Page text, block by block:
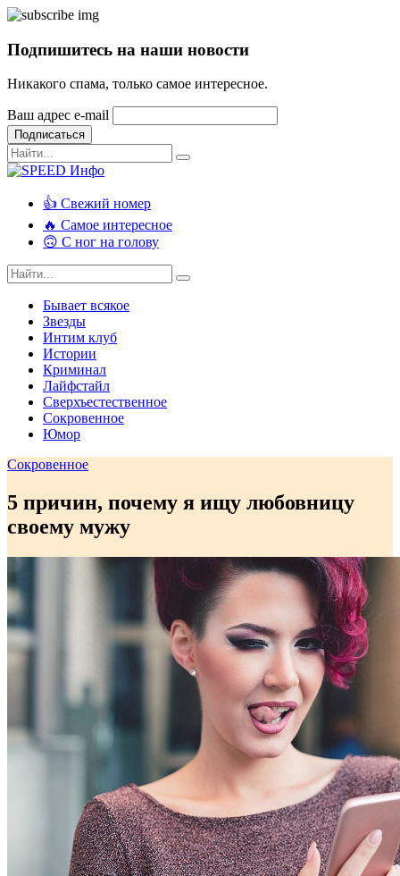
Подпишитесь на наши новости
Никакого спама, только самое интересное.
Ваш адрес e-mail
Подписаться
👍 Свежий номер
🔥 Самое интересное
🙃 С ног на голову
Бывает всякое
Звезды
Интим клуб
Истории
Криминал
Лайфстайл
Сверхъестественное
Сокровенное
Юмор
Сокровенное
5 причин, почему я ищу любовницу
своему мужу